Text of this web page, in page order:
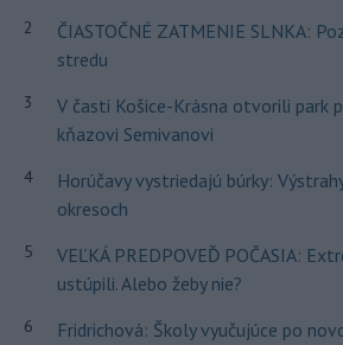
2
ČIASTOČNÉ ZATMENIE SLNKA:
stredu
3
V časti Košice-Krásna otvorili park
kňazovi Semivanovi
4
Horúčavy vystriedajú búrky:
okresoch
5
VEĽKÁ PREDPOVEĎ POČASIA:
ustúpili. Alebo žeby nie?
6
Fridrichová: Školy vyučujúce po